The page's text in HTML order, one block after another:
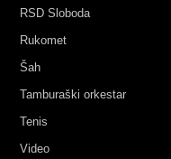
RSD Sloboda
Rukomet
Šah
Tamburaški orkestar
Tenis
Video